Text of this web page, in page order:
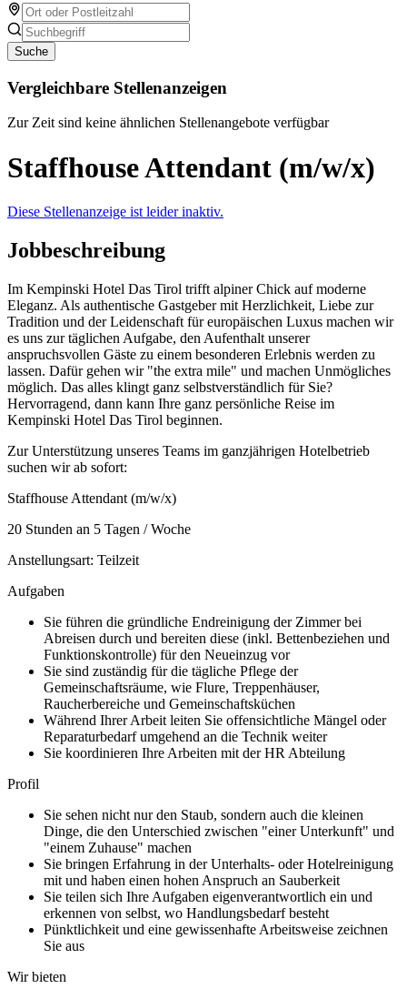
Suche
Vergleichbare Stellenanzeigen
Zur Zeit sind keine ähnlichen Stellenangebote verfügbar
Staffhouse Attendant (m/w/x)
Diese Stellenanzeige ist leider inaktiv.
Jobbeschreibung
Im Kempinski Hotel Das Tirol trifft alpiner Chick auf moderne
Eleganz. Als authentische Gastgeber mit Herzlichkeit, Liebe zur
Tradition und der Leidenschaft für europäischen Luxus machen wir
es uns zur täglichen Aufgabe, den Aufenthalt unserer
anspruchsvollen Gäste zu einem besonderen Erlebnis werden zu
lassen. Dafür gehen wir "the extra mile" und machen Unmögliches
möglich. Das alles klingt ganz selbstverständlich für Sie?
Hervorragend, dann kann Ihre ganz persönliche Reise im
Kempinski Hotel Das Tirol beginnen.
Zur Unterstützung unseres Teams im ganzjährigen Hotelbetrieb
suchen wir ab sofort:
Staffhouse Attendant (m/w/x)
20 Stunden an 5 Tagen / Woche
Anstellungsart: Teilzeit
Aufgaben
Sie führen die gründliche Endreinigung der Zimmer bei
Abreisen durch und bereiten diese (inkl. Bettenbeziehen und
Funktionskontrolle) für den Neueinzug vor
Sie sind zuständig für die tägliche Pflege der
Gemeinschaftsräume, wie Flure, Treppenhäuser,
Raucherbereiche und Gemeinschaftsküchen
Während Ihrer Arbeit leiten Sie offensichtliche Mängel oder
Reparaturbedarf umgehend an die Technik weiter
Sie koordinieren Ihre Arbeiten mit der HR Abteilung
Profil
Sie sehen nicht nur den Staub, sondern auch die kleinen
Dinge, die den Unterschied zwischen "einer Unterkunft" und
"einem Zuhause" machen
Sie bringen Erfahrung in der Unterhalts- oder Hotelreinigung
mit und haben einen hohen Anspruch an Sauberkeit
Sie teilen sich Ihre Aufgaben eigenverantwortlich ein und
erkennen von selbst, wo Handlungsbedarf besteht
Pünktlichkeit und eine gewissenhafte Arbeitsweise zeichnen
Sie aus
Wir bieten